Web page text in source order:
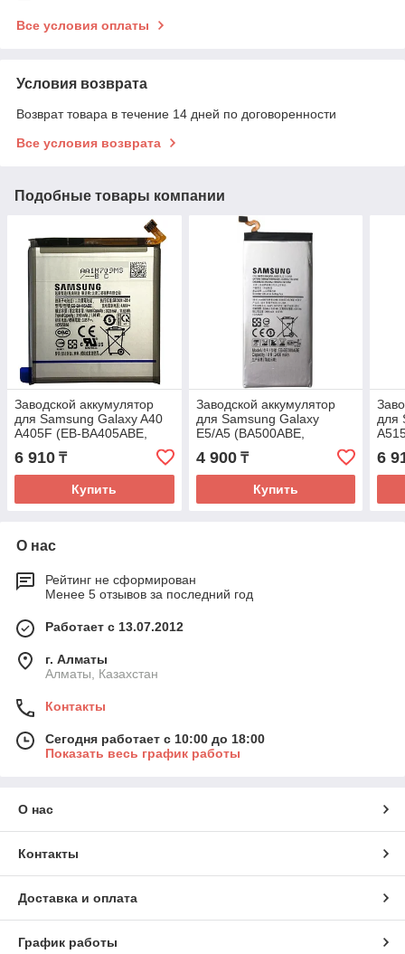
Все условия оплаты
Условия возврата
Возврат товара в течение 14 дней по договоренности
Все условия возврата
Подобные товары компании
Заводской аккумулятор
для Samsung Galaxy A40
A405F (EB-BA405ABE,
6 910 ₸
Купить
Заводской аккумулятор
для Samsung Galaxy
E5/A5 (BA500ABE,
4 900₸
Купить
для
6
О нас
Рейтинг не сформирован
Менее 5 отзывов за последний год
Работает с 13.07.2012
г. Алматы
Алматы, Казахстан
Контакты
Сегодня работает с 10:00 до 18:00
Показать весь график работы
О нас
Контакты
Доставка и оплата
График работы